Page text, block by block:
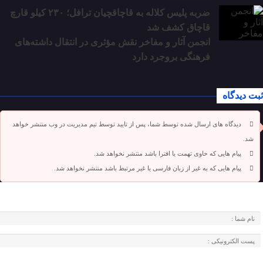
ضربه پلیس کلاله به قاچاقچیان ترافل؛ ۲۳۰ کیلو قارچ
قاچاق کشف شد
انجمن آثار و مفاخر نقش مؤثری در انتقال داشته‌های
فرهنگی بروجرد دارد
ثبت دیدگاه
دیدگاه های ارسال شده توسط شما، پس از تایید توسط تیم مدیریت در وب منتشر خواهد
شد.
پیام هایی که حاوی تهمت یا افترا باشد منتشر نخواهد شد.
پیام هایی که به غیر از زبان فارسی یا غیر مرتبط باشد منتشر نخواهد شد.